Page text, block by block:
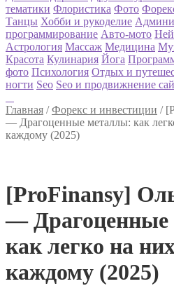
тематики Флористика Фото
Танцы Хобби и рукоделие
программирование Авто-мото
Астрология Массаж Медицина
Красота Кулинария Йога
фото Психология Отдых и
ногти Seo Seo и продвижнение
Главная /Форекс и инвестиции /
― Драгоценные металлы: как
каждому (2025)
[ProFinansy]
― Драгоценные
как легко на
каждому (2025)